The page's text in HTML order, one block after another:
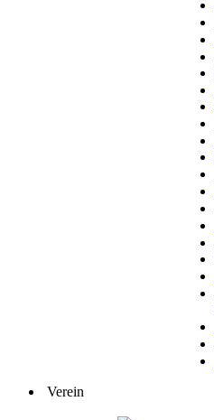
Verein